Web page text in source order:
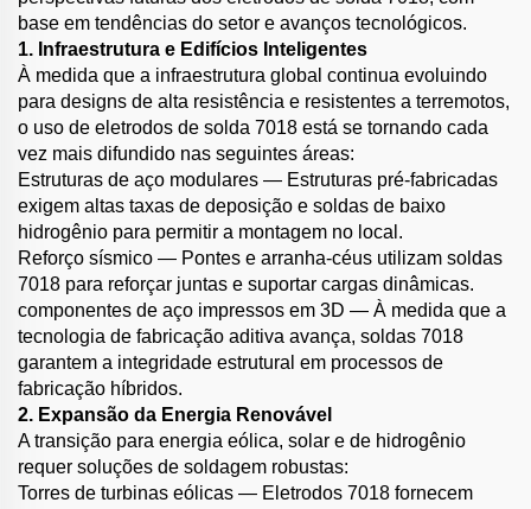
base em tendências do setor e avanços tecnológicos.
1. Infraestrutura e Edifícios Inteligentes
À medida que a infraestrutura global continua evoluindo
para designs de alta resistência e resistentes a terremotos,
o uso de eletrodos de solda 7018 está se tornando cada
vez mais difundido nas seguintes áreas:
Estruturas de aço modulares — Estruturas pré-fabricadas
exigem altas taxas de deposição e soldas de baixo
hidrogênio para permitir a montagem no local.
Reforço sísmico — Pontes e arranha-céus utilizam soldas
7018 para reforçar juntas e suportar cargas dinâmicas.
componentes de aço impressos em 3D — À medida que a
tecnologia de fabricação aditiva avança, soldas 7018
garantem a integridade estrutural em processos de
fabricação híbridos.
2. Expansão da Energia Renovável
A transição para energia eólica, solar e de hidrogênio
requer soluções de soldagem robustas:
Torres de turbinas eólicas — Eletrodos 7018 fornecem